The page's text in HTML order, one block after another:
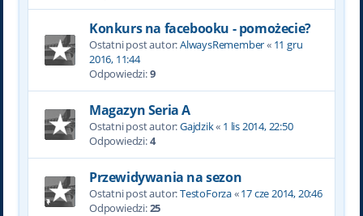
Konkurs na facebooku - pomożecie?
Ostatni post autor:AlwaysRemember« 11 gru
2016, 11:44
Odpowiedzi:9
Magazyn Seria A
Ostatni post autor:Gajdzik« 1 lis 2014, 22:50
Odpowiedzi:4
Przewidywania na sezon
Ostatni post autor:TestoForza«17 cze 2014, 20:46
Odpowiedzi:25